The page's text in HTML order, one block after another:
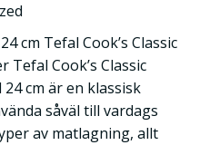
cm Tefal Cook’s Classic
Tefal Cook’s Classic
cm är en klassisk
såväl till vardags
av matlagning, allt